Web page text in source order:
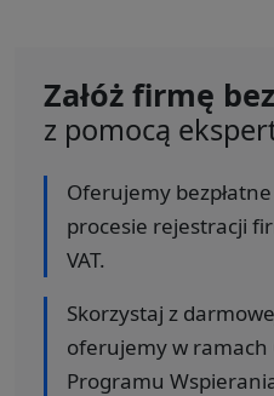
Załóż firmę
z pomocą
Oferujemy
procesie rejestracji
VAT.
Skorzystaj z
oferujemy w ramach
Programu